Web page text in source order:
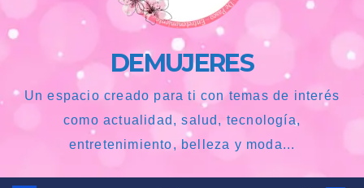
DEMUJERES
Un espacio creado para ti con temas de interés
como actualidad, salud, tecnología,
entretenimiento, belleza y moda...